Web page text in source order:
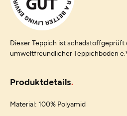
Dieser Teppich ist
umweltfreundlicher Teppichboden
Produktdetails
Material: 100% Polyamid